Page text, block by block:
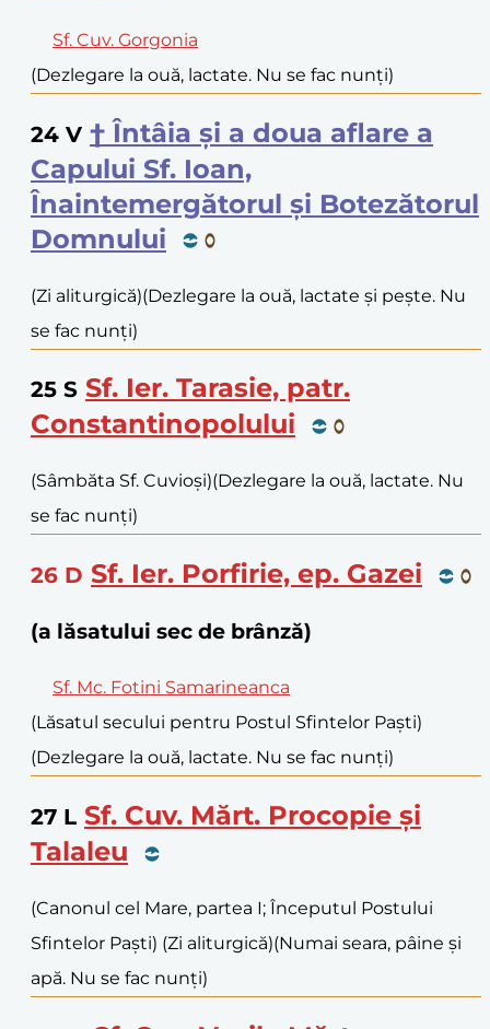
Sf. Cuv. Gorgonia
(Dezlegare la ouă, lactate. Nu se fac nunți)
24 V † Întâia și a doua aflare a
Capului Sf. Ioan,
Înaintemergătorul și Botezătorul
Domnului
(Zi aliturgică)(Dezlegare la ouă, lactate și pește. Nu
se fac nunți)
25 S Sf. Ier. Tarasie, patr.
Constantinopolului
(Sâmbăta Sf. Cuvioși)(Dezlegare la ouă, lactate. Nu
se fac nunți)
26 D Sf. Ier. Porfirie, ep. Gazei
(a lăsatului sec de brânză)
Sf. Mc. Fotini Samarineanca
(Lăsatul secului pentru Postul Sfintelor Paști)
(Dezlegare la ouă, lactate. Nu se fac nunți)
27 L Sf. Cuv. Mărt. Procopie și
Talaleu
(Canonul cel Mare, partea I; Începutul Postului
Sfintelor Paști) (Zi aliturgică)(Numai seara, pâine și
apă. Nu se fac nunți)